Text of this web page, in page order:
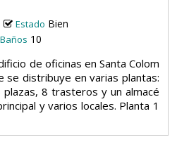
Estado Bien
Baños 10
de oficinas en Santa Colom
se distribuye en varias plantas:
plazas, 8 trasteros y un almacé
y varios locales. Planta 1